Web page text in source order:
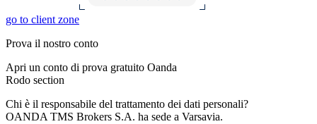
go to client zone
Prova il nostro conto
Apri un conto di prova gratuito Oanda
Rodo section
Chi è il responsabile del trattamento dei dati personali?
OANDA TMS Brokers S.A. ha sede a Varsavia.